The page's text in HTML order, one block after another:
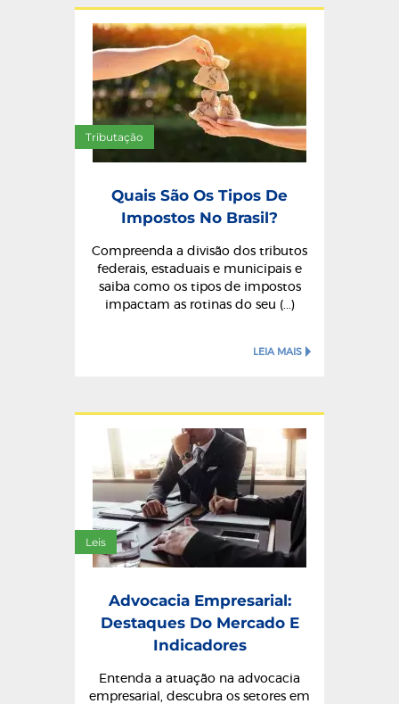
Tributação
Quais São Os Tipos De
Impostos No Brasil?
Compreenda a divisão dos tributos
federais, estaduais e municipais e
saiba como os tipos de impostos
impactam as rotinas do seu (...)
LEIA MAIS
Leis
Advocacia Empresarial:
Destaques Do Mercado E
Indicadores
Entenda a atuação na advocacia
empresarial, descubra os setores em